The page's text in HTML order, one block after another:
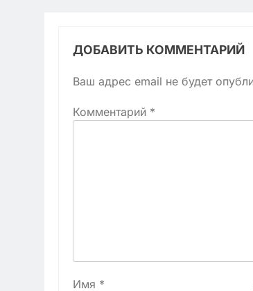
ДОБАВИТЬ КОММЕНТАРИЙ
Ваш адрес email не будет
Комментарий *
Имя *